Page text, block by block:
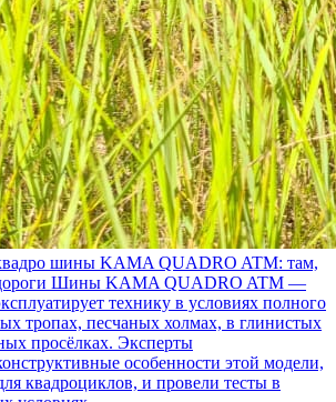
шины KAMA QUADRO ATM: там,
Шины KAMA QUADRO ATM —
технику в условиях полного
тропах, песчаных холмах, в глинистых
просёлках. Эксперты
особенности этой модели,
квадроциклов, и провели тесты в